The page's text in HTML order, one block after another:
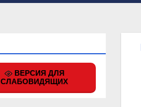
ВЕРСИЯ ДЛЯ
СЛАБОВИДЯЩИХ